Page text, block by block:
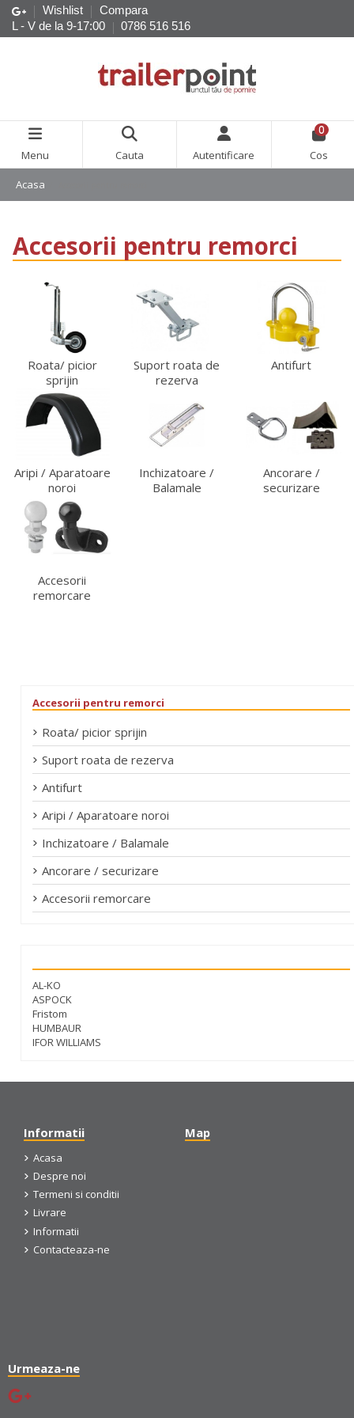
Wishlist
Compara
L - V de la 9-17:00
0786 516 516
Menu Cauta Autentificare
0
Cos
Acasa
Accesorii pentru remorci
Roata/ picior
sprijin
Suport roata de
rezerva
Antifurt
Aripi / Aparatoare
noroi
Inchizatoare /
Balamale
Ancorare /
securizare
Accesorii
remorcare
Accesorii pentru remorci
Roata/ picior sprijin
Suport roata de rezerva
Antifurt
Aripi / Aparatoare noroi
Inchizatoare / Balamale
Ancorare / securizare
Accesorii remorcare
AL-KO
ASPOCK
Fristom
HUMBAUR
IFOR WILLIAMS
Informatii
Acasa
Despre noi
Termeni si conditii
Livrare
Informatii
Contacteaza-ne
Map
Urmeaza-ne